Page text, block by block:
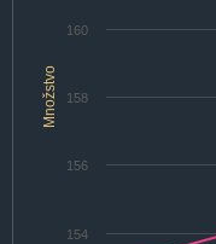
Množstvo
154
156
158
160